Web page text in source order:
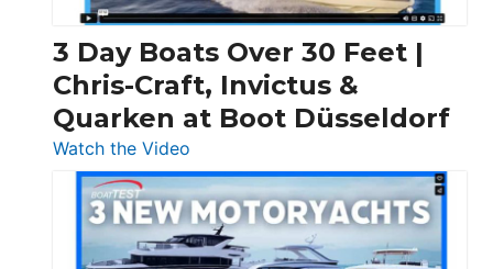
3 Day Boats Over 30 Feet |
Chris-Craft, Invictus &
Quarken at Boot Düsseldorf
Watch the Video
3
Day
Boats
Over